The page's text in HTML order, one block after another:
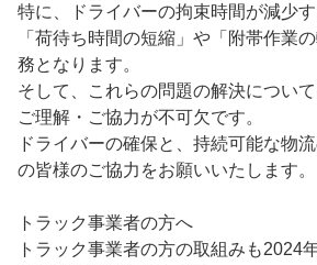
特に、ドライバーの拘束時間が減少
「荷待ち時間の短縮」や「附帯作業
務となります。
そして、これらの問題の解決につい
ご理解・ご協力が不可欠です。
ドライバーの確保と、持続可能な物
の皆様のご協力をお願いいたします。
トラック事業者の方へ
トラック事業者の方の取組みも2024